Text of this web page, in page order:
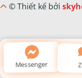
Messenger
© Thiết kế bởi